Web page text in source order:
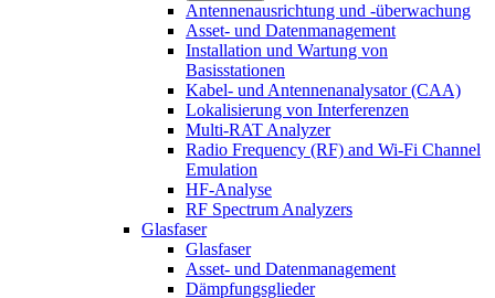
Antennenausrichtung und -überwachung
Asset- und Datenmanagement
Installation und Wartung von
Basisstationen
Kabel- und Antennenanalysator (CAA)
Lokalisierung von Interferenzen
Multi-RAT Analyzer
Radio Frequency (RF) and Wi-Fi Channel
Emulation
HF-Analyse
RF Spectrum Analyzers
Glasfaser
Glasfaser
Asset- und Datenmanagement
Dämpfungsglieder